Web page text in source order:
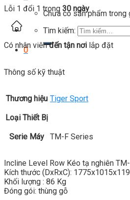
Chưa có sản phẩm trong
Tìm kiếm:
0
Lỗi 1 đổi 1 trong 30 ngày
Có nhân viênđến tận nơi lắp đặt
Thông số kỹ thuật
Thương hiệu Tiger Sport
Loại Thiết Bị
Serie Máy TM-F Series
Incline Level Row Kéo tạ nghiên
Kích thước (DxRxC):
Khối lượng : 86 Kg
Đóng gói: thùng gỗ